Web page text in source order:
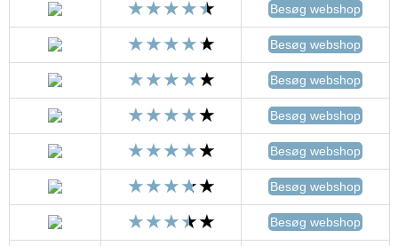
Besøg webshop
Besøg webshop
Besøg webshop
Besøg webshop
Besøg webshop
Besøg webshop
Besøg webshop